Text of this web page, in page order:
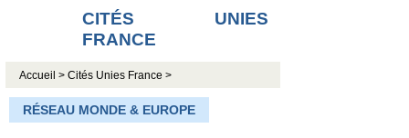
CITÉS UNIES
FRANCE
Accueil >Cités Unies France >
RÉSEAU MONDE & EUROPE